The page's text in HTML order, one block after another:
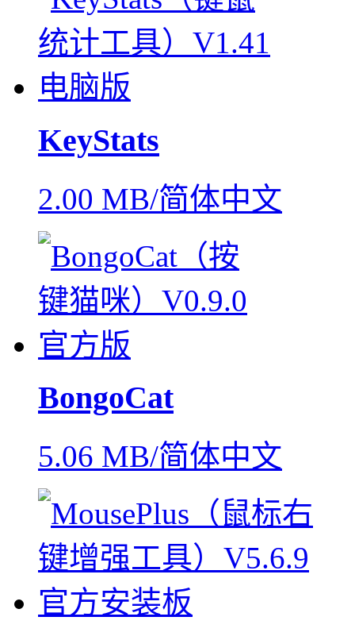
KeyStats
2.00 MB/简体中文
BongoCat
5.06 MB/简体中文